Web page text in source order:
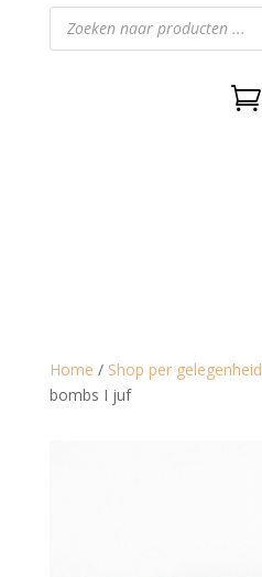
Producten
zoeken

Home / Shop per gelegenheid
bombs I juf